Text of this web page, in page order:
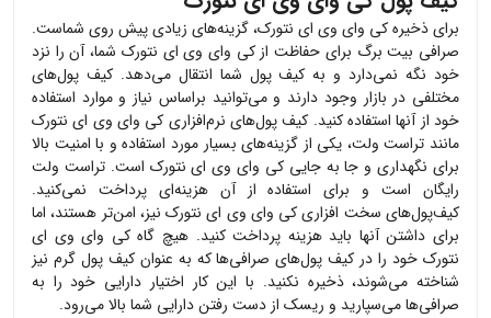
برای ذخیرهکی وای وی ای نتورک، گزینه‌های زیادی پیش روی شماست.
صرافی بیت برگ برای حفاظت ازکی وای وی ای نتورک شما، آن را نزد
خود نگه نمی‌دارد و به کیف پول شما انتقال می‌دهد. کیف پول‌های
مختلفی در بازار وجود دارند و می‌توانید براساس نیاز و موارد استفاده
خود از آنها استفاده کنید. کیف پول‌های نرم‌افزاری کی وای وی ای نتورک
مانند تراست ولت، یکی از گزینه‌های بسیار مورد استفاده و با امنیت بالا
برای نگهداری و جا به جاییکی وای وی ای نتورک است. تراست ولت
رایگان است و برای استفاده از آن هزینه‌ای پرداخت نمی‌کنید.
کیف‌پول‌های سخت افزاریکی وای وی ای نتورکنیز، امن‌تر هستند، اما
برای داشتن آنها باید هزینه پرداخت کنید. هیچ گاهکی وای وی ای
نتورک خود را در کیف پول‌های صرافی‌ها که به عنوان کیف پول گرم نیز
شناخته می‌شوند، ذخیره نکنید. با این کار اختیار دارایی خود را به
صرافی‌ها می‌سپارید و ریسک از دست رفتن دارایی شما بالا می‌رود.